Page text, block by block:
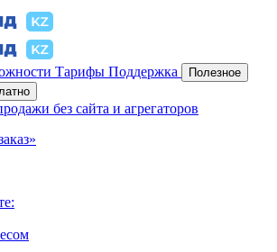
Тарифы Поддержка Полезное
без сайта и агрегаторов